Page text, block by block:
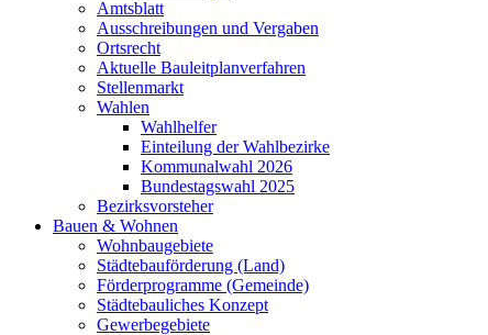
Amtsblatt
Ausschreibungen und Vergaben
Ortsrecht
Aktuelle Bauleitplanverfahren
Stellenmarkt
Wahlen
Wahlhelfer
Einteilung der Wahlbezirke
Kommunalwahl 2026
Bundestagswahl 2025
Bezirksvorsteher
Bauen & Wohnen
Wohnbaugebiete
Städtebauförderung (Land)
Förderprogramme (Gemeinde)
Städtebauliches Konzept
Gewerbegebiete